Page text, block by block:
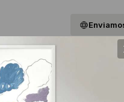
QUIENES SOMOS